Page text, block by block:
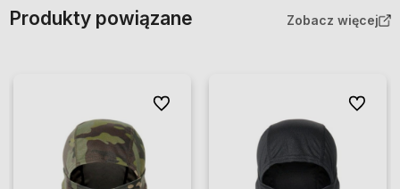
Produkty powiązane Zobacz więcej
Do ulubionych Do